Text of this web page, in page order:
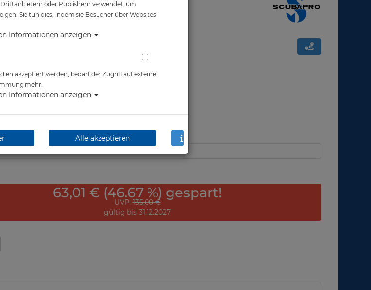
135,00 €
€*
63,01 € (46.67 %) gespart!
UVP:135,00 €
gültig bis 31.12.2027
oder Publishern verwendet, um
Sie tun dies, indem sie Besucher über Websites
Informationen anzeigen
akzeptiert werden, bedarf der Zugriff auf externe
mehr.
Informationen anzeigen
Alle akzeptieren